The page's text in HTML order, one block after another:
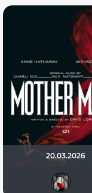
20.03.2026